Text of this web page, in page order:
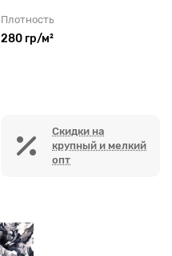
Плотность
280 гр/м²
Скидки на
крупный и мелкий
опт